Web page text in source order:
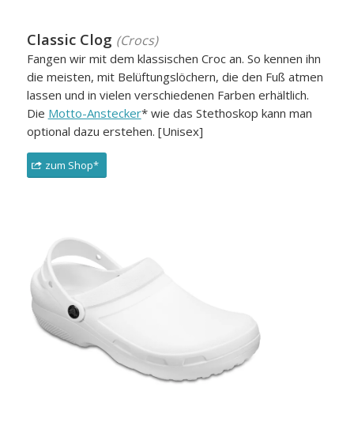
Classic Clog (Crocs)
Fangen wir mit dem klassischen Croc an. So kennen ihn
die meisten, mit Belüftungslöchern, die den Fuß atmen
lassen und in vielen verschiedenen Farben erhältlich.
Die Motto-Anstecker* wie das Stethoskop kann man
optional dazu erstehen. [Unisex]
zum Shop*